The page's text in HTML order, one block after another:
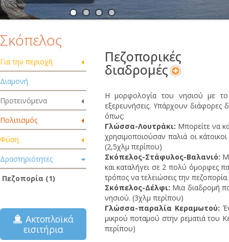
Σκόπελος
Για την περιοχή
Διαμονή
Προτεινόμενα
Πολιτισμός
Φύση
Δραστηριότητες
Πεζοπορία (1)
Ακτοπλοϊκά
εισιτήρια
Πεζοπορικές
διαδρομές
Η μορφολογία του νησιού με
εξερευνήσεις. Υπάρχουν διάφορες
όπως:
Γλώσσα-Λουτράκι: Μπορείτε να
χρησιμοποιούσαν παλιά οι
(2,5χλμ περίπου)
Σκόπελος-Στάφυλος-Βαλανιό:
και καταλήγει σε 2 πολύ όμορφες
τρόπος να τελειώσεις την
Σκόπελος-Δέλφι: Μια διαδρομή
νησιού. (3χλμ περίπου)
Γλώσσα-παραλία Κεραμωτού:
μικρού ποταμού στην ρεματιά του
περίπου)